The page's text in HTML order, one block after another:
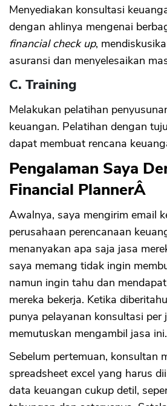
Menyediakan konsultasi
dengan ahlinya mengenai
financial check up,
asuransi dan menyelesaikan
C. Training
Melakukan pelatihan
keuangan. Pelatihan dengan
dapat membuat rencana
Pengalaman Saya
Financial PlannerÂ
Awalnya, saya mengirim email
perusahaan perencanaan
menanyakan apa saja jasa
saya memang tidak ingin
namun ingin tahu dan
mereka bekerja. Ketika
punya pelayanan konsultasi per
memutuskan mengambil jasa ini.
Sebelum pertemuan, konsultan
spreadsheet excel yang harus
data keuangan cukup detil,